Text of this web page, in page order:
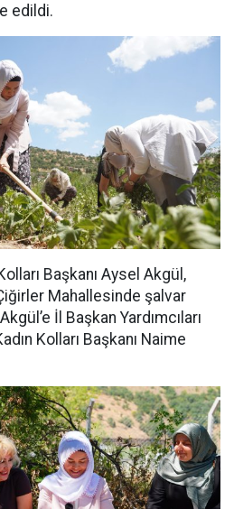
edildi.
Başkanı Aysel Akgül,
Mahallesinde şalvar
İl Başkan Yardımcıları
Kolları Başkanı Naime